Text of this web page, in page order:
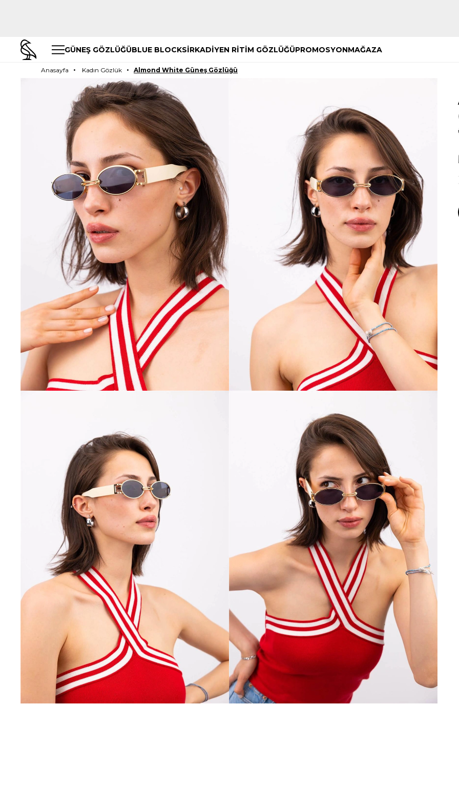
GÜNEŞ GÖZLÜĞÜBLUE BLOCKSİRKADİYEN RİTİM GÖZLÜĞÜPROMOSYONMAĞAZA
Anasayfa Kadın Gözlük Almond White Güneş Gözlüğü